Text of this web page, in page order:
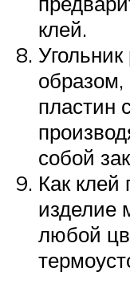
клей.
образом,
пластин
собой
Как клей
изделие
любой